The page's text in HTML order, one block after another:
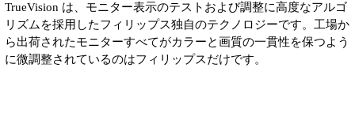
TrueVision は、モニター表示のテストおよび調整に高度なアルゴ
リズムを採用したフィリップス独自のテクノロジーです。工場か
ら出荷されたモニターすべてがカラーと画質の一貫性を保つよう
に微調整されているのはフィリップスだけです。